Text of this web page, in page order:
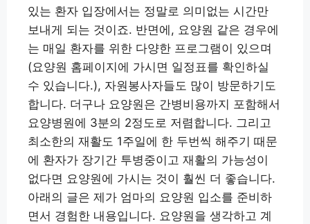
있는 환자 입장에서는 정말로 의미없는 시간만
보내게 되는 것이죠. 반면에, 요양원 같은 경우에
는 매일 환자를 위한 다양한 프로그램이 있으며
(요양원 홈페이지에 가시면 일정표를 확인하실
수 있습니다.), 자원봉사자들도 많이 방문하기도
합니다. 더구나 요양원은 간병비용까지 포함해서
요양병원에 3분의 2정도로 저렴합니다. 그리고
최소한의 재활도 1주일에 한 두번씩 해주기 때문
에 환자가 장기간 투병중이고 재활의 가능성이
없다면 요양원에 가시는 것이 훨씬 더 좋습니다.
아래의 글은 제가 엄마의 요양원 입소를 준비하
면서 경험한 내용입니다. 요양원을 생각하고 계